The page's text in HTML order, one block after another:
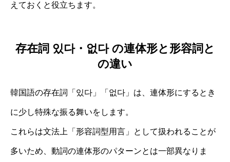
えておくと役立ちます。
存在詞 있다・없다 の連体形と形容詞と
の違い
韓国語の存在詞「있다」「없다」は、連体形にするとき
に少し特殊な振る舞いをします。
これらは文法上「形容詞型用言」として扱われることが
多いため、動詞の連体形のパターンとは一部異なりま